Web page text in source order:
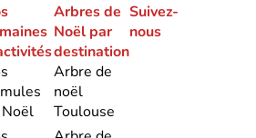
Arbres de
Noël par
destination
Arbre de
noël
Toulouse
Suivez-
nous